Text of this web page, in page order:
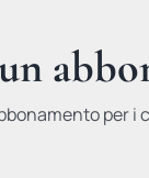
per